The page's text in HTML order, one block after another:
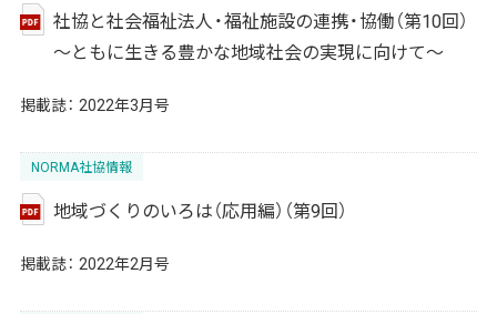
社協と社会福祉法人・福祉施設の連携・協働（第10回）
～ともに生きる豊かな地域社会の実現に向けて～
掲載誌： 2022年3月号
NORMA社協情報
地域づくりのいろは（応用編）（第9回）
掲載誌： 2022年2月号